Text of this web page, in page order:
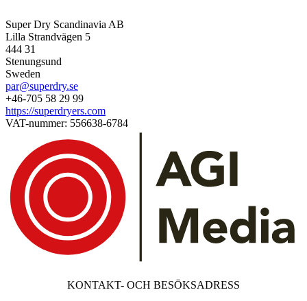
Super Dry Scandinavia AB
Lilla Strandvägen 5
444 31
Stenungsund
Sweden
par@superdry.se
+46-705 58 29 99
https://superdryers.com
VAT-nummer: 556638-6784
KONTAKT- OCH BESÖKSADRESS